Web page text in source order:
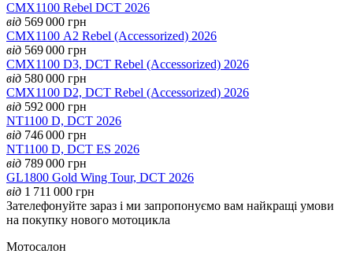
CMX1100 Rebel DCT 2026
від 569 000 грн
CMX1100 А2 Rebel (Accessorized) 2026
від 569 000 грн
CMX1100 D3, DCT Rebel (Accessorized) 2026
від 580 000 грн
CMX1100 D2, DCT Rebel (Accessorized) 2026
від 592 000 грн
NT1100 D, DCT 2026
від 746 000 грн
NT1100 D, DCT ES 2026
від 789 000 грн
GL1800 Gold Wing Tour, DCT 2026
від 1 711 000 грн
Зателефонуйте зараз і ми запропонуємо вам найкращі умови
на покупку нового мотоцикла
Мотосалон